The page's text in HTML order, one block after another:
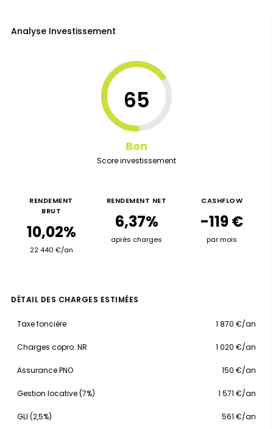
Analyse Investissement
65
Bon
Score investissement
RENDEMENT
BRUT
10,02%
22 440 €/an
RENDEMENT NET
6,37%
après charges
CASHFLOW
-119 €
par mois
DÉTAIL DES CHARGES ESTIMÉES
Taxe foncière 1 870 €/an
Charges copro. NR 1 020 €/an
Assurance PNO 150 €/an
Gestion locative (7%) 1 571 €/an
GLI (2,5%) 561 €/an